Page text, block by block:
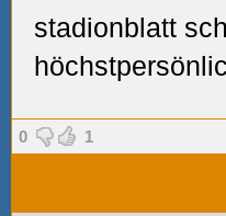
stadionblatt
0 1